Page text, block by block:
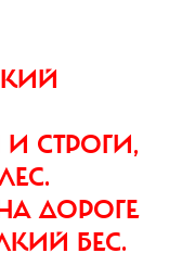
СТРОГИ,
ДОРОГЕ
БЕС.